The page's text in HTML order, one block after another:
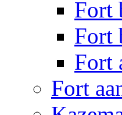
Fort
Fort
Fort
Fort